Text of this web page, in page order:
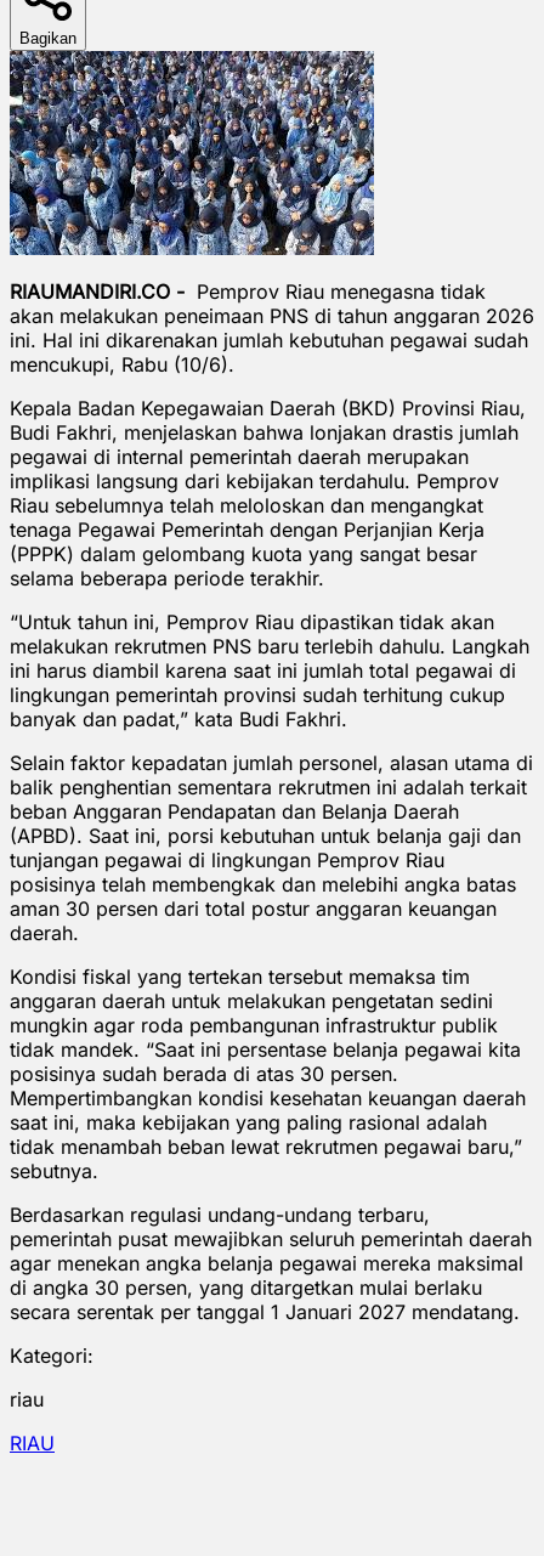
Bagikan
RIAUMANDIRI.CO - Pemprov Riau menegasna tidak
akan melakukan peneimaan PNS di tahun anggaran 2026
ini. Hal ini dikarenakan jumlah kebutuhan pegawai sudah
mencukupi, Rabu (10/6).
Kepala Badan Kepegawaian Daerah (BKD) Provinsi Riau,
Budi Fakhri, menjelaskan bahwa lonjakan drastis jumlah
pegawai di internal pemerintah daerah merupakan
implikasi langsung dari kebijakan terdahulu. Pemprov
Riau sebelumnya telah meloloskan dan mengangkat
tenaga Pegawai Pemerintah dengan Perjanjian Kerja
(PPPK) dalam gelombang kuota yang sangat besar
selama beberapa periode terakhir.
“Untuk tahun ini, Pemprov Riau dipastikan tidak akan
melakukan rekrutmen PNS baru terlebih dahulu. Langkah
ini harus diambil karena saat ini jumlah total pegawai di
lingkungan pemerintah provinsi sudah terhitung cukup
banyak dan padat,” kata Budi Fakhri.
Selain faktor kepadatan jumlah personel, alasan utama di
balik penghentian sementara rekrutmen ini adalah terkait
beban Anggaran Pendapatan dan Belanja Daerah
(APBD). Saat ini, porsi kebutuhan untuk belanja gaji dan
tunjangan pegawai di lingkungan Pemprov Riau
posisinya telah membengkak dan melebihi angka batas
aman 30 persen dari total postur anggaran keuangan
daerah.
Kondisi fiskal yang tertekan tersebut memaksa tim
anggaran daerah untuk melakukan pengetatan sedini
mungkin agar roda pembangunan infrastruktur publik
tidak mandek. “Saat ini persentase belanja pegawai kita
posisinya sudah berada di atas 30 persen.
Mempertimbangkan kondisi kesehatan keuangan daerah
saat ini, maka kebijakan yang paling rasional adalah
tidak menambah beban lewat rekrutmen pegawai baru,”
sebutnya.
Berdasarkan regulasi undang-undang terbaru,
pemerintah pusat mewajibkan seluruh pemerintah daerah
agar menekan angka belanja pegawai mereka maksimal
di angka 30 persen, yang ditargetkan mulai berlaku
secara serentak per tanggal 1 Januari 2027 mendatang.
Kategori:
riau
RIAU